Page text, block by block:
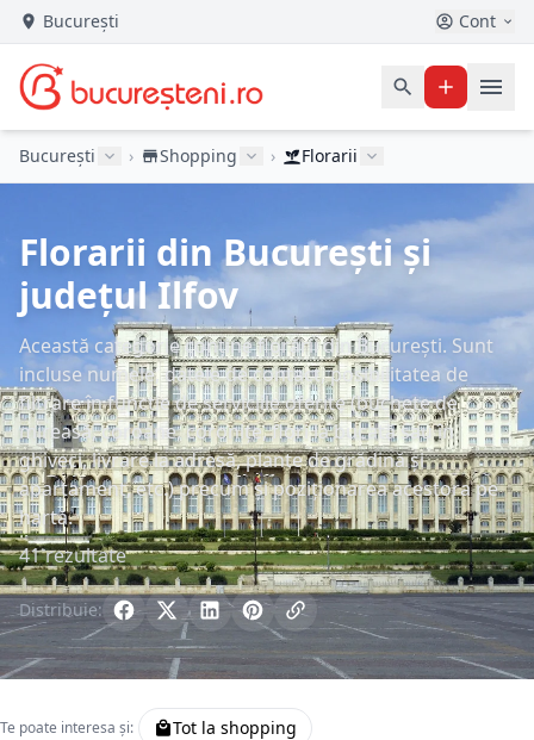
București Cont
București › Shopping › Florarii
Florarii din București și
județul Ilfov
Această categorie conține florării din București. Sunt
incluse numele, datele de contact, posibilitatea de
filtrare în funcție de serviciile oferite (buchete de
mireasă, coroane, coronițe, flori la bucată sau în
ghiveci, livrare la adresă, plante de grădină și
apartament, etc.) precum și poziționarea acestora pe
hartă.
41 rezultate
Distribuie:
Te poate interesa și: Tot la shopping